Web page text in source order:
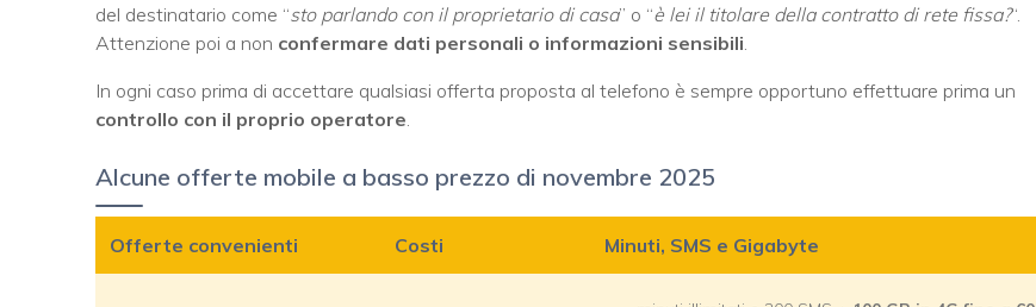
del destinatario come “sto parlando con il proprietario di casa” o “è lei il titolare della contratto di rete fissa?“.
Attenzione poi a non confermare dati personali o informazioni sensibili
In ogni caso prima di accettare qualsiasi offerta proposta al telefono è sempre opportuno effettuare prima un
controllo con il proprio operatore
Alcune offerte mobile a basso prezzo di novembre 2025
Offerte convenienti Costi Minuti, SMS e Gigabyte